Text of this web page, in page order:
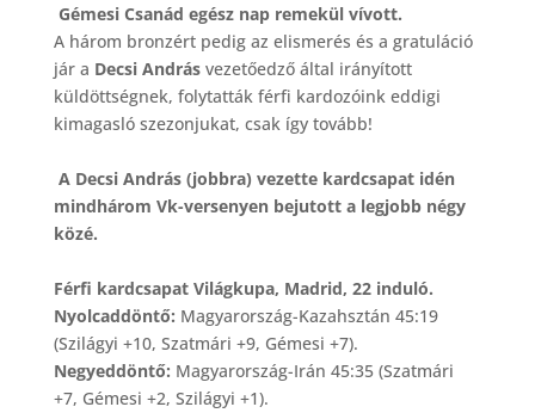
Gémesi Csanád egész nap remekül vívott.
A három bronzért pedig az elismerés és a gratuláció
jár a Decsi Andrásvezetőedző által irányított
küldöttségnek, folytatták férfi kardozóink eddigi
kimagasló szezonjukat, csak így tovább!
A Decsi András (jobbra) vezette kardcsapat idén
mindhárom Vk-versenyen bejutott a legjobb négy
közé.
Férfi kardcsapat Világkupa, Madrid, 22 induló.
Nyolcaddöntő: Magyarország-Kazahsztán 45:19
(Szilágyi +10, Szatmári +9, Gémesi +7).
Negyeddöntő: Magyarország-Irán 45:35 (Szatmári
+7, Gémesi +2, Szilágyi +1).